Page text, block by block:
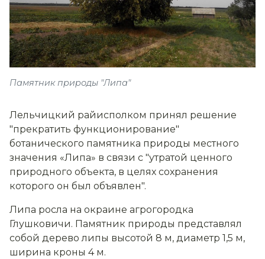
Памятник природы "Липа"
Лельчицкий райисполком принял решение
"прекратить функционирование"
ботанического памятника природы местного
значения «Липа» в связи с "утратой ценного
природного объекта, в целях сохранения
которого он был объявлен".
Липа росла на окраине агрогородка
Глушковичи. Памятник природы представлял
собой дерево липы высотой 8 м, диаметр 1,5 м,
ширина кроны 4 м.